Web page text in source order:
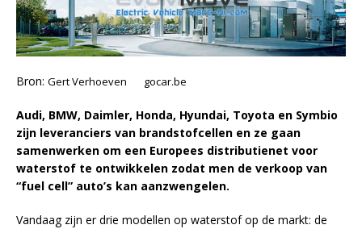
Bron: Gert Verhoeven gocar.be
Audi, BMW, Daimler, Honda, Hyundai, Toyota en Symbio
zijn leveranciers van brandstofcellen en ze gaan
samenwerken om een Europees distributienet voor
waterstof te ontwikkelen zodat men de verkoop van
“fuel cell” auto’s kan aanzwengelen.
Vandaag zijn er drie modellen op waterstof op de markt: de